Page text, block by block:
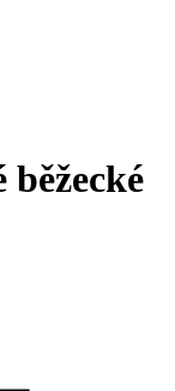
běžecké